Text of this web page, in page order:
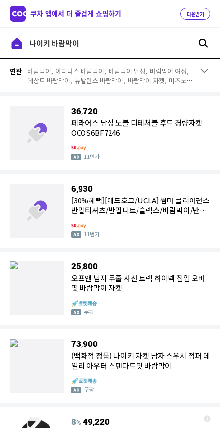
쿠차 앱에서 더 즐겁게 쇼핑하기 다운받기
연관 바람막이, 아디다스 바람막이, 바람막이 남성, 바람막이 여성,
데상트 바람막이, 뉴발란스 바람막이, 바람막이 자켓, 미즈노
초경량 바람막이,
밀레 바람막이, 르꼬끄 바람막이
36,720
페라어스 남성 노블 디테처블 후드 경량자켓
OCOS6BF7246
11번가
6,930
[30%혜택][애드호크/UCLA] 썸머 클리어런스
반팔티셔츠/반팔니트/슬랙스/바람막이/반바
11번가
25,800
오프앤 남자 두줄 사선 트랙 하이넥 집업 오버
핏 바람막이 자켓
쿠팡
73,900
(백화점 정품) 나이키 자켓 남자 스우시 점퍼 데
일리 아우터 스탠다드핏 바람막이
쿠팡
8% 49,220